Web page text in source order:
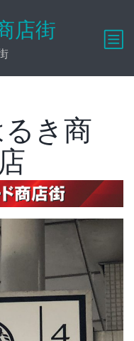
店街
き商